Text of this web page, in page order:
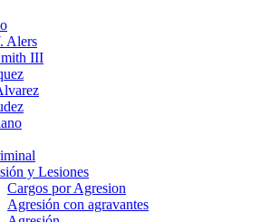
Alers
III
y Lesiones
Cargos por Agresion
Agresión con agravantes